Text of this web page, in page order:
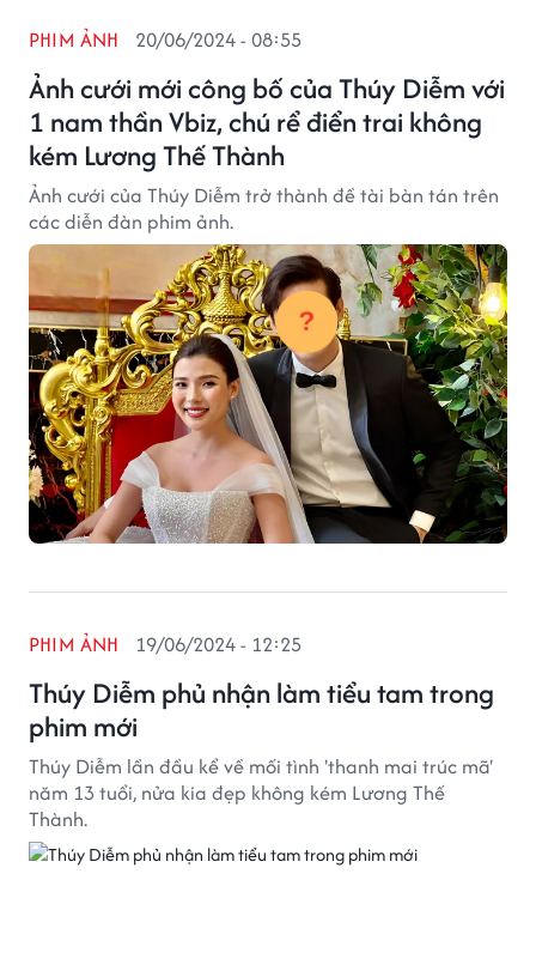
Ảnh cưới mới công bố của Thúy Diễm với
1 nam thần Vbiz, chú rể điển trai không
kém Lương Thế Thành
PHIM ẢNH 20/06/2024 - 08:55
Ảnh cưới của Thúy Diễm trở thành đề tài bàn tán trên
các diễn đàn phim ảnh.
Thúy Diễm phủ nhận làm tiểu tam trong
phim mới
PHIM ẢNH 19/06/2024 - 12:25
Thúy Diễm lần đầu kể về mối tình 'thanh mai trúc mã'
năm 13 tuổi, nửa kia đẹp không kém Lương Thế
Thành.